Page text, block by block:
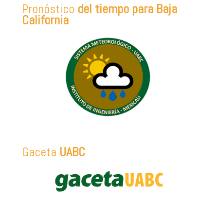
Pronóstico del tiempo para Baja
California
Gaceta UABC